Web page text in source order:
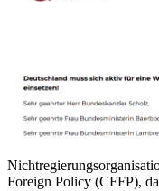
Foreign Policy (CFFP),